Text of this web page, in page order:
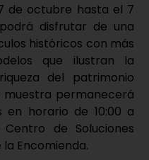
de octubre hasta el 7
disfrutar de una
históricos con más
que ilustran la
del patrimonio
muestra permanecerá
horario de 10:00 a
de Soluciones
Encomienda.